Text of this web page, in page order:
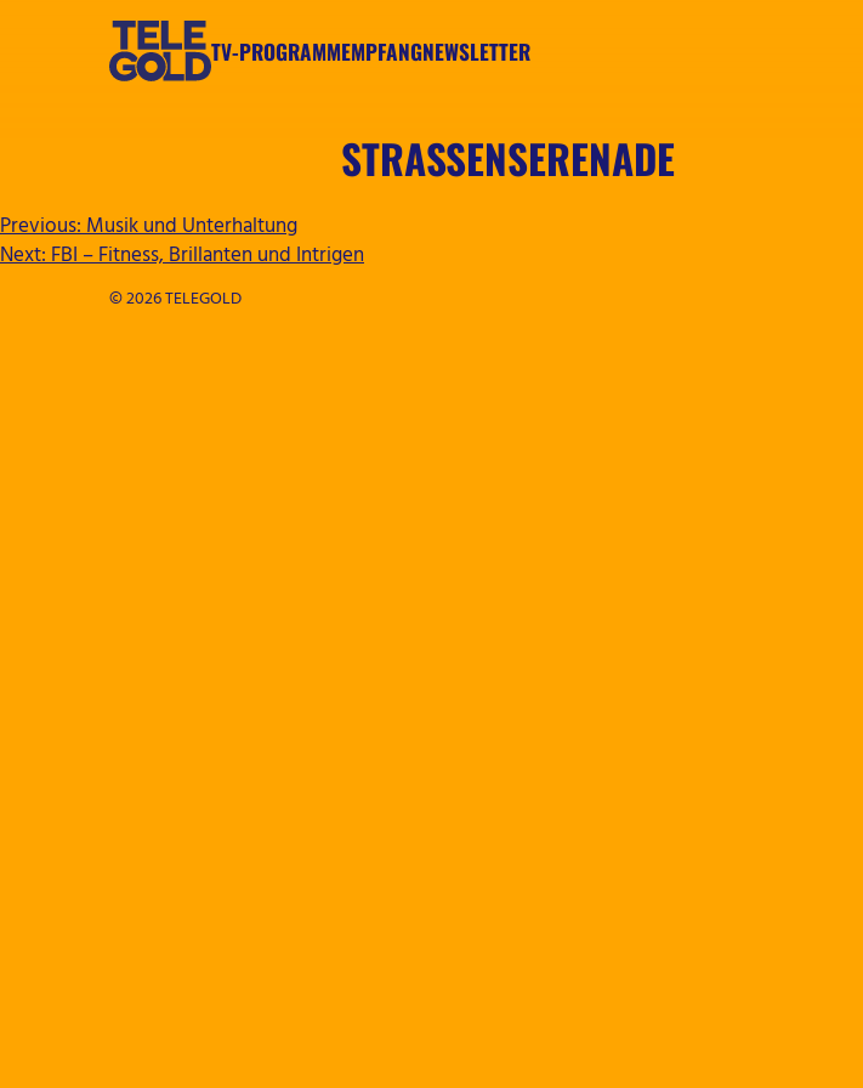
TV-PROGRAMMEMPFANGNEWSLETTER
STRASSENSERENADE
BEITRAGSNAVIGATION
Previous:Musik und Unterhaltung
Next:FBI – Fitness, Brillanten und Intrigen
© 2026 TELEGOLD